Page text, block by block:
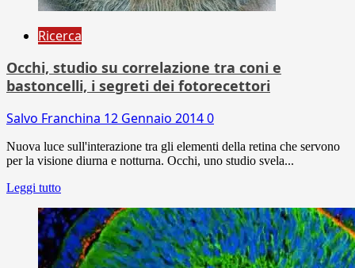
Ricerca
Occhi, studio su correlazione tra coni e
bastoncelli, i segreti dei fotorecettori
Salvo Franchina 12 Gennaio 20140
Nuova luce sull'interazione tra gli elementi della retina che servono
per la visione diurna e notturna. Occhi, uno studio svela...
Leggi tutto